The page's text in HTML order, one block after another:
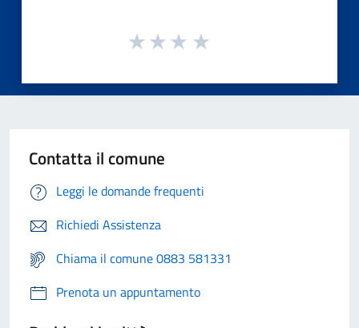
Contatta il comune
Leggi le domande frequenti
Richiedi Assistenza
Chiama il comune 0883 581331
Prenota un appuntamento